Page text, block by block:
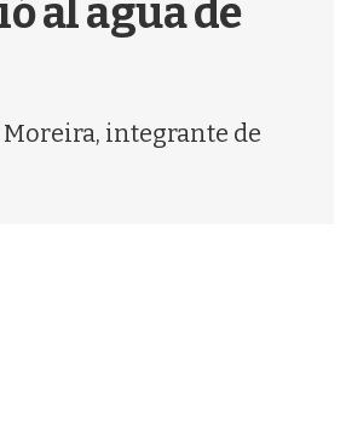
al agua de
integrante de